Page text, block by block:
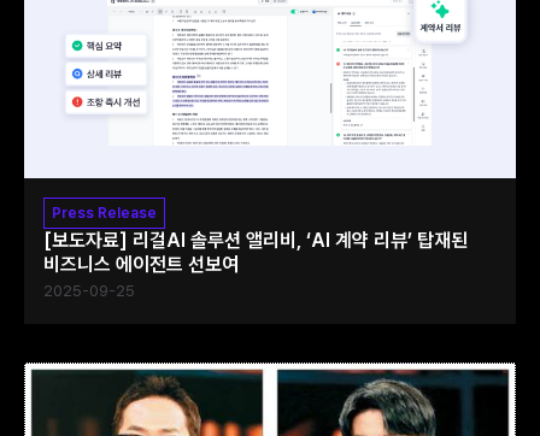
Press Release
[보도자료] 리걸AI 솔루션 앨리비, ‘AI 계약 리뷰’ 탑재된
비즈니스 에이전트 선보여
2025-09-25